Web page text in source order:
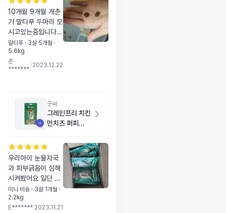
10개월 9개월 개춘
기 말티푸 두마리 모
시고있는중입니다
😂 파미나멧돼지 급
여중이었는대 밥투
정도 심하고 이참에
급여해도 다 NO!!!
애만태워서 보감마
미들이 다들 굿씨굿
로 작은사이즈 구매
열🤣 물론 아가들마
다 다르긴 하겠다만
먹어왔던 사료랑 알
사이즈도 거의 비슷
하고 예전에 곤충사
말티푸 · 3살 5개월 ·
5.6kg
춘
*******
2023.12.22
굿씨
그레인프리 치킨
먼치즈 퍼피
우리아이 눈물자국
과 피부긁음이 심해
시켜봤어요 일단 먹
기는 잘먹어요! 이거
먹고 피부와 눈물좀
잡혔으면 좋겠어요^
미니 비숑 · 3살 1개월 ·
2.2kg
E******* 2023.11.21